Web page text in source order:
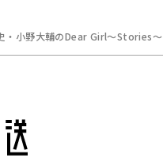
・小野大輔のDear Girl～Stories～